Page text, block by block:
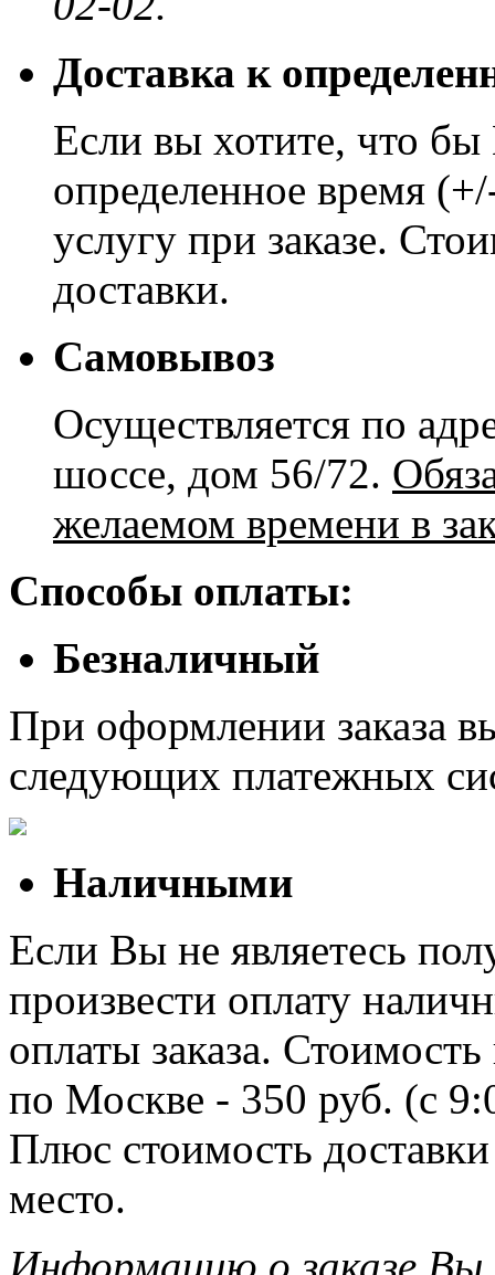
Доставка к
Если вы хотите, что
определенное время
услугу при заказе.
доставки.
Самовывоз
Осуществляется по
шоссе, дом 56/72.
желаемом времени в
Способы оплаты:
Безналичный
При оформлении заказа
следующих платежных
Наличными
Если Вы не являетесь
произвести оплату
оплаты заказа.
по Москве - 350 руб. (с
Плюс стоимость
место.
Информацию о заказе